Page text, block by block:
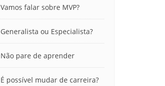
Vamos falar sobre MVP?
Generalista ou Especialista?
Não pare de aprender
É possível mudar de carreira?